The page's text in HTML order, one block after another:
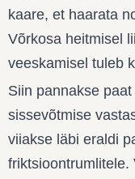
kaare, et haarata
Võrkosa heitmisel
veeskamisel tuleb
Siin pannakse
sissevõtmise
viiakse läbi eraldi
friktsioontrumlitele.